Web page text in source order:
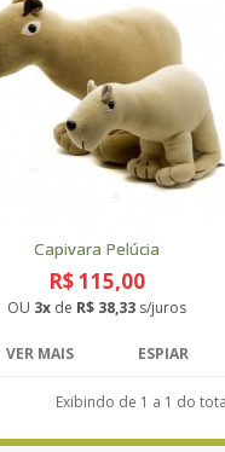
Capivara Pelúcia
R$ 115,00
OU 3x de R$ 38,33 s/juros
VER MAIS ESPIAR
Exibindo de 1 a 1 do